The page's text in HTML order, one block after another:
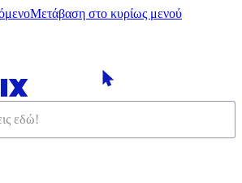
Μετάβαση στο κυρίως μενού